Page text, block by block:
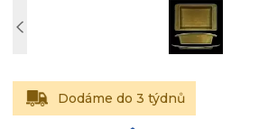
Dodáme do 3 týdnů